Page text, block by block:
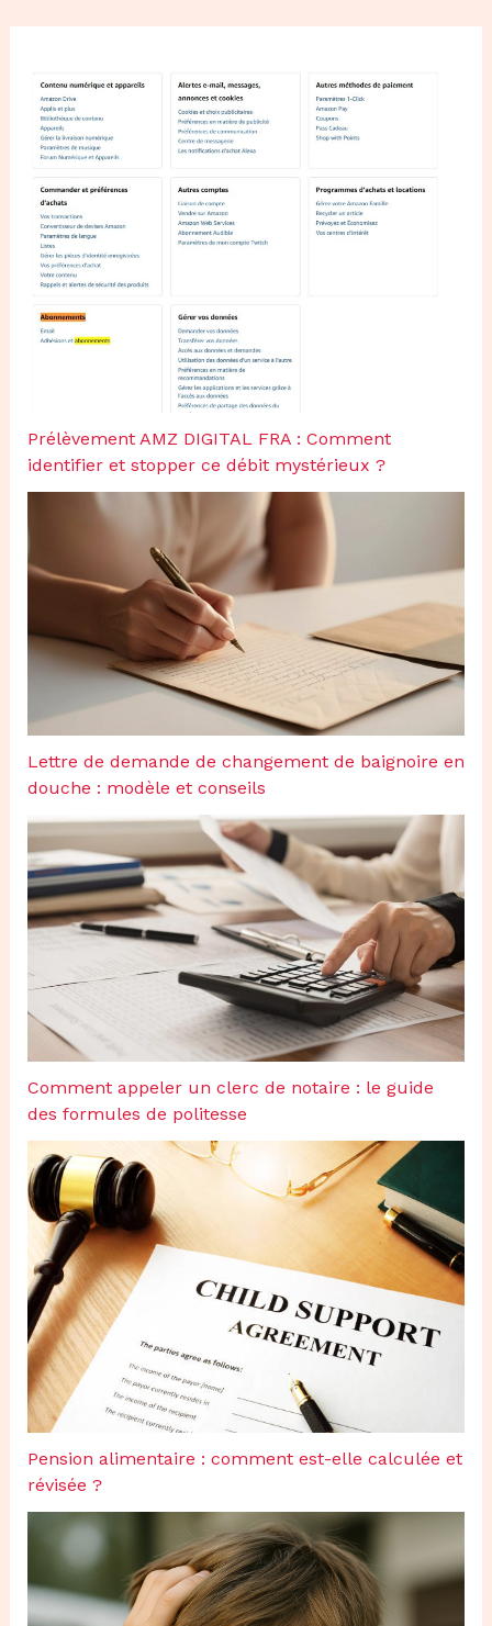
Prélèvement AMZ DIGITAL FRA : Comment
identifier et stopper ce débit mystérieux ?
Lettre de demande de changement de baignoire en
douche : modèle et conseils
Comment appeler un clerc de notaire : le guide
des formules de politesse
Pension alimentaire : comment est-elle calculée et
révisée ?